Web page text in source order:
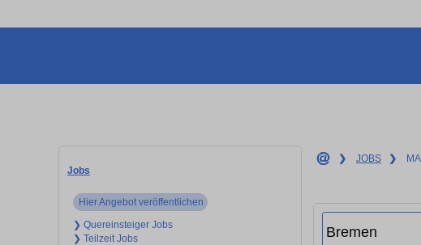
Jobs
Hier Angebot veröffentlichen
❯ Quereinsteiger Jobs
❯ Teilzeit Jobs
❯ JOBS ❯